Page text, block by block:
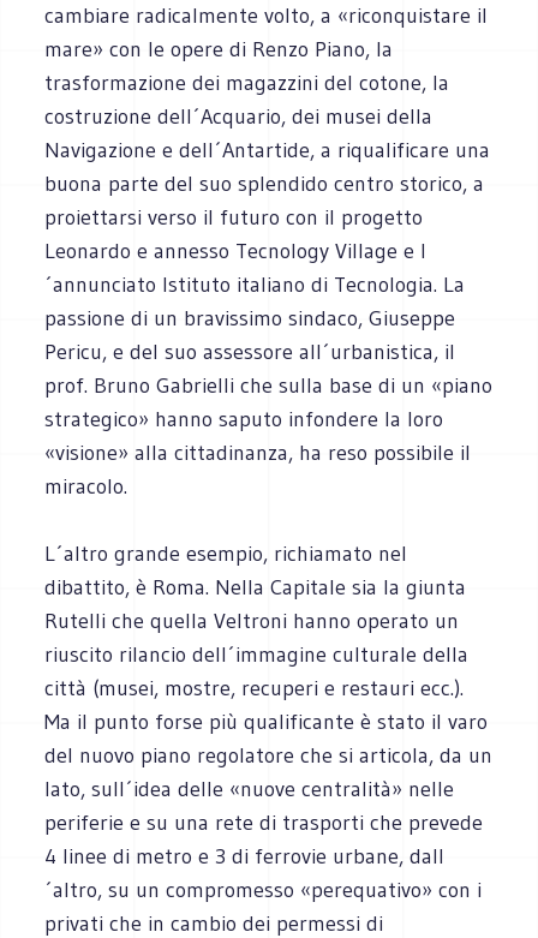
cambiare radicalmente volto, a «riconquistare il
mare» con le opere di Renzo Piano, la
trasformazione dei magazzini del cotone, la
costruzione dell´Acquario, dei musei della
Navigazione e dell´Antartide, a riqualificare una
buona parte del suo splendido centro storico, a
proiettarsi verso il futuro con il progetto
Leonardo e annesso Tecnology Village e l
´annunciato Istituto italiano di Tecnologia. La
passione di un bravissimo sindaco, Giuseppe
Pericu, e del suo assessore all´urbanistica, il
prof. Bruno Gabrielli che sulla base di un «piano
strategico» hanno saputo infondere la loro
«visione» alla cittadinanza, ha reso possibile il
miracolo.
L´altro grande esempio, richiamato nel
dibattito, è Roma. Nella Capitale sia la giunta
Rutelli che quella Veltroni hanno operato un
riuscito rilancio dell´immagine culturale della
città (musei, mostre, recuperi e restauri ecc.).
Ma il punto forse più qualificante è stato il varo
del nuovo piano regolatore che si articola, da un
lato, sull´idea delle «nuove centralità» nelle
periferie e su una rete di trasporti che prevede
4 linee di metro e 3 di ferrovie urbane, dall
´altro, su un compromesso «perequativo» con i
privati che in cambio dei permessi di